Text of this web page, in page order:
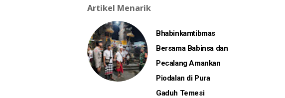
Artikel Menarik
Bhabinkamtibmas
Bersama Babinsa dan
Pecalang Amankan
Piodalan di Pura
Gaduh Temesi